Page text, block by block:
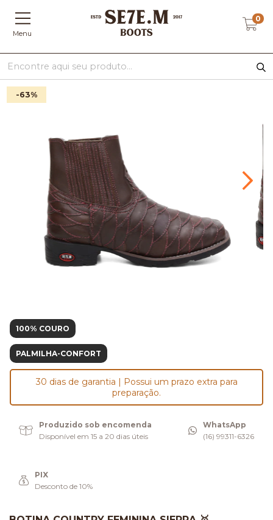
Menu
0
-63%
100% COURO
PALMILHA-CONFORT
30 dias de garantia | Possui um prazo extra para
preparação.
Produzido sob encomenda
Disponível em 15 a 20 dias úteis
WhatsApp
(16) 99311-6326
PIX
Desconto de 10%